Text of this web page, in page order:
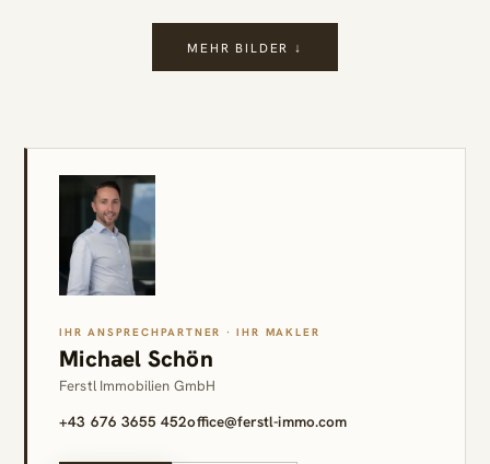
MEHR BILDER ↓
IHR ANSPRECHPARTNER · IHR MAKLER
Michael Schön
Ferstl Immobilien GmbH
+43 676 3655 452office@ferstl-immo.com